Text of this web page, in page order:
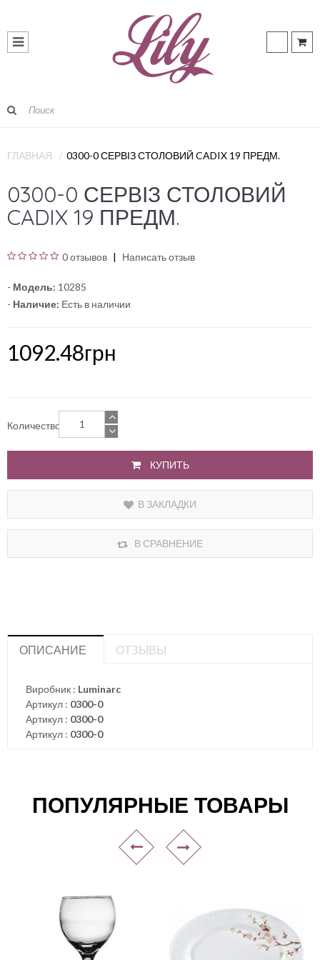
ГЛАВНАЯ 0300-0 СЕРВІЗ СТОЛОВИЙ CADIX 19 ПРЕДМ.
0300-0 СЕРВІЗ СТОЛОВИЙ
CADIX 19 ПРЕДМ.
0 отзывов Написать отзыв
- Модель: 10285
- Наличие: Есть в наличии
1092.48грн
Количество
КУПИТЬ
В ЗАКЛАДКИ
В СРАВНЕНИЕ
ОПИСАНИЕ ОТЗЫВЫ
Виробник : Luminarc
Артикул : 0300-0
Артикул : 0300-0
Артикул : 0300-0
ПОПУЛЯРНЫЕ ТОВАРЫ